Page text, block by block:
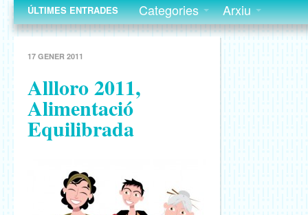
ÚLTIMES ENTRADES Categories Arxiu
17 GENER 2011
Allloro 2011,
Alimentació
Equilibrada